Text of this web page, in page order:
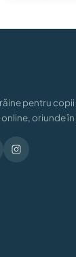
pentru
oriunde